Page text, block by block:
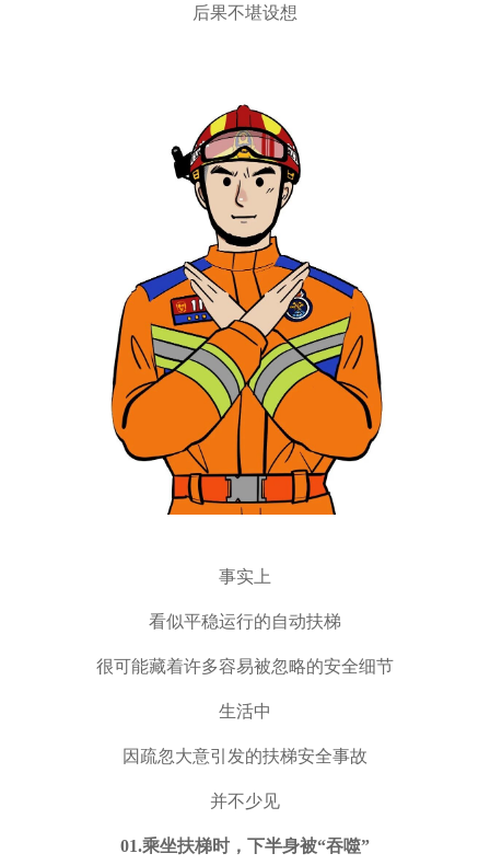
后果不堪设想
事实上
看似平稳运行的自动扶梯
很可能藏着许多容易被忽略的安全细节
生活中
因疏忽大意引发的扶梯安全事故
并不少见
01.乘坐扶梯时，下半身被“吞噬”